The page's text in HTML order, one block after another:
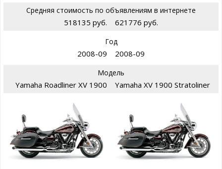
Средняя стоимость по объявлениям в интернете
518135 руб. 621776 руб.
Год
2008-09 2008-09
Модель
Yamaha Roadliner XV 1900 Yamaha XV 1900 Stratoliner